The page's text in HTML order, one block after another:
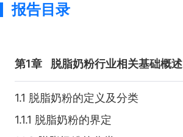
报告目录
第1章 脱脂奶粉行业相关基础概述
1.1 脱脂奶粉的定义及分类
1.1.1 脱脂奶粉的界定